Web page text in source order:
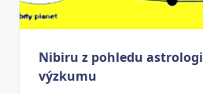
Nibiru z pohledu
výzkumu